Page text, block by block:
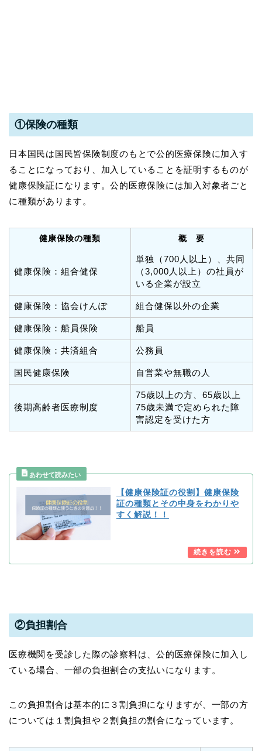
①保険の種類
日本国民は国民皆保険制度のもとで公的医療保険に加入す
ることになっており、加入していることを証明するものが
健康保険証になります。公的医療保険には加入対象者ごと
に種類があります。
健康保険の種類 概 要
健康保険：組合健保
単独（700人以上）、共同
（3,000人以上）の社員が
いる企業が設立
健康保険：協会けんぽ 組合健保以外の企業
健康保険：船員保険 船員
健康保険：共済組合 公務員
国民健康保険 自営業や無職の人
後期高齢者医療制度
75歳以上の方、65歳以上
75歳未満で定められた障
害認定を受けた方
【健康保険証の役割】健康保険
証の種類とその中身をわかりや
すく解説！！
②負担割合
医療機関を受診した際の診察料は、公的医療保険に加入し
ている場合、一部の負担割合の支払いになります。
この負担割合は基本的に３割負担になりますが、一部の方
については１割負担や２割負担の割合になっています。